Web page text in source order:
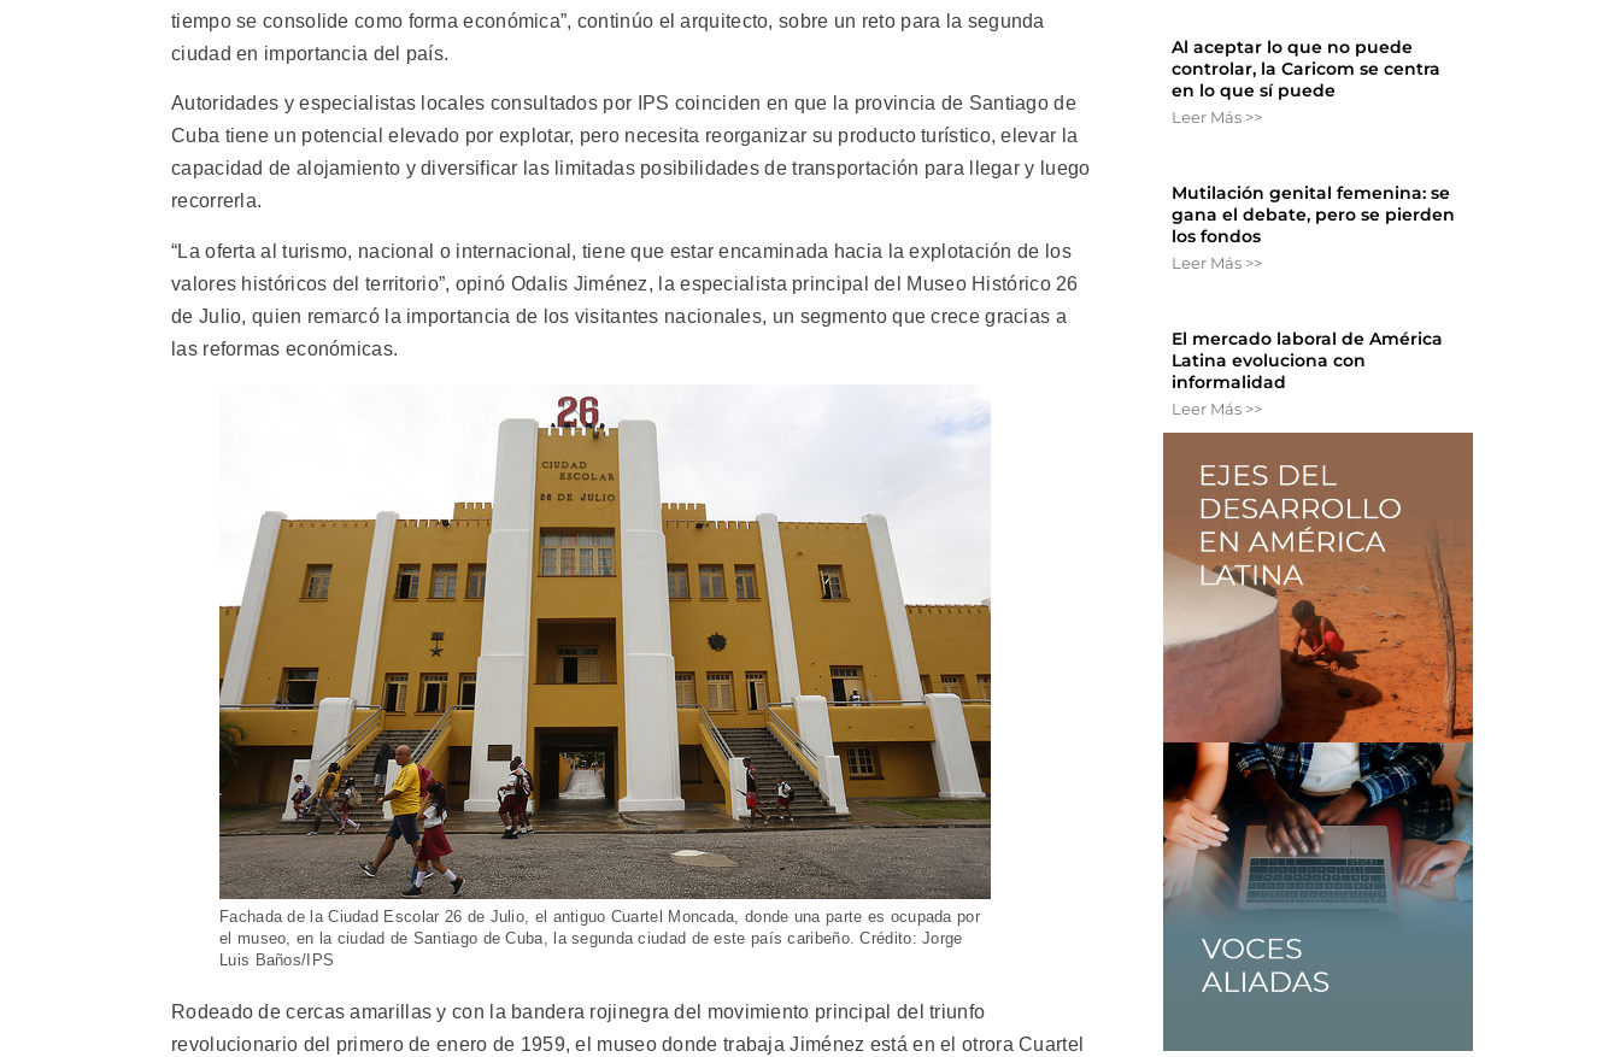
tiempo se consolide como forma económica”, continúo el arquitecto, sobre un reto para la segunda
ciudad en importancia del país.
Autoridades y especialistas locales consultados por IPS coinciden en que la provincia de Santiago de
Cuba tiene un potencial elevado por explotar, pero necesita reorganizar su producto turístico, elevar la
capacidad de alojamiento y diversificar las limitadas posibilidades de transportación para llegar y luego
recorrerla.
“La oferta al turismo, nacional o internacional, tiene que estar encaminada hacia la explotación de los
valores históricos del territorio”, opinó Odalis Jiménez, la especialista principal del Museo Histórico 26
de Julio, quien remarcó la importancia de los visitantes nacionales, un segmento que crece gracias a
las reformas económicas.
Fachada de la Ciudad Escolar 26 de Julio, el antiguo Cuartel Moncada, donde una parte es ocupada por
el museo, en la ciudad de Santiago de Cuba, la segunda ciudad de este país caribeño. Crédito: Jorge
Luis Baños/IPS
Rodeado de cercas amarillas y con la bandera rojinegra del movimiento principal del triunfo
revolucionario del primero de enero de 1959, el museo donde trabaja Jiménez está en el otrora Cuartel
Al aceptar lo que no puede
controlar, la Caricom se centra
en lo que sí puede
Leer Más >>
Mutilación genital femenina: se
gana el debate, pero se pierden
los fondos
Leer Más >>
El mercado laboral de América
Latina evoluciona con
informalidad
Leer Más >>